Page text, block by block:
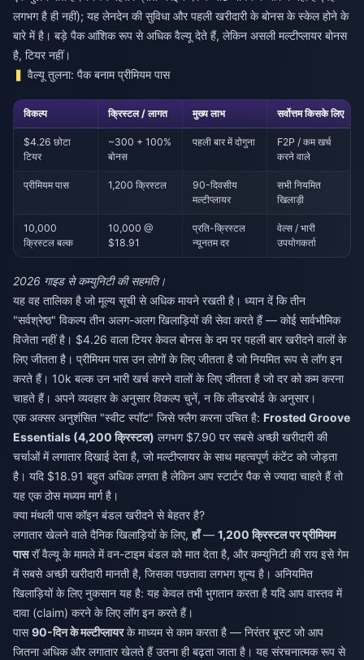
लगभग है ही नहीं); यह लेनदेन की सुविधा और पहली खरीदारी के बोनस के स्केल होने के
बारे में है। बड़े पैक आंशिक रूप से अधिक वैल्यू देते हैं, लेकिन असली मल्टीप्लायर बोनस
है, टियर नहीं।
वैल्यू तुलना: पैक बनाम प्रीमियम पास
विकल्प क्रिस्टल / लागत मुख्य लाभ सर्वोत्तम किसके लिए
$4.26 छोटा
टियर
~300 + 100%
बोनस
पहली बार में दोगुना
F2P / कम खर्च
करने वाले
प्रीमियम पास 1,200 क्रिस्टल
90-दिवसीय
मल्टीप्लायर
सभी नियमित
खिलाड़ी
10,000
क्रिस्टल बल्क
10,000 @
$18.91
प्रति-क्रिस्टल
न्यूनतम दर
वेल्स / भारी
उपयोगकर्ता
2026 गाइड से कम्युनिटी की सहमति।
यह वह तालिका है जो मूल्य सूची से अधिक मायने रखती है। ध्यान दें कि तीन
"सर्वश्रेष्ठ" विकल्प तीन अलग-अलग खिलाड़ियों की सेवा करते हैं — कोई सार्वभौमिक
विजेता नहीं है। $4.26 वाला टियर केवल बोनस के दम पर पहली बार खरीदने वालों के
लिए जीतता है। प्रीमियम पास उन लोगों के लिए जीतता है जो नियमित रूप से लॉग इन
करते हैं। 10k बल्क उन भारी खर्च करने वालों के लिए जीतता है जो दर को कम करना
चाहते हैं। अपने व्यवहार के अनुसार विकल्प चुनें, न कि लीडरबोर्ड के अनुसार।
एक अक्सर अनुशंसित "स्वीट स्पॉट" जिसे फ्लैग करना उचित है: Frosted Groove
Essentials (4,200 क्रिस्टल) लगभग $7.90 पर सबसे अच्छी खरीदारी की
चर्चाओं में लगातार दिखाई देता है, जो मल्टीप्लायर के साथ महत्वपूर्ण कंटेंट को जोड़ता
है। यदि $18.91 बहुत अधिक लगता है लेकिन आप स्टार्टर पैक से ज्यादा चाहते हैं तो
यह एक ठोस मध्यम मार्ग है।
क्या मंथली पास कॉइन बंडल खरीदने से बेहतर है?
लगातार खेलने वाले दैनिक खिलाड़ियों के लिए,हाँ— 1,200 क्रिस्टल पर प्रीमियम
पासरॉ वैल्यू के मामले में वन-टाइम बंडल को मात देता है, और कम्युनिटी की राय इसे गेम
में सबसे अच्छी खरीदारी मानती है, जिसका पछतावा लगभग शून्य है। अनियमित
खिलाड़ियों के लिए नुकसान यह है: यह केवल तभी भुगतान करता है यदि आप वास्तव में
दावा (claim) करने के लिए लॉग इन करते हैं।
पास90-दिन के मल्टीप्लायरके माध्यम से काम करता है — निरंतर बूस्ट जो आप
जितना अधिक और लगातार खेलते हैं उतना ही बढ़ता जाता है। यह संरचनात्मक रूप से